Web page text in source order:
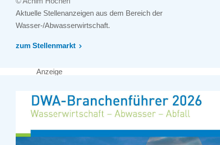
Aktuelle Stellenanzeigen aus dem Bereich der
Wasser-/Abwasserwirtschaft.
zum Stellenmarkt
Anzeige